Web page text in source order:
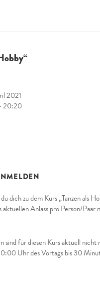
2021
20:20
dich zu dem Kurs „Tanzen als
aktuellen Anlass pro Person/
sind für diesen Kurs aktuell
Uhr des Vortags bis 30